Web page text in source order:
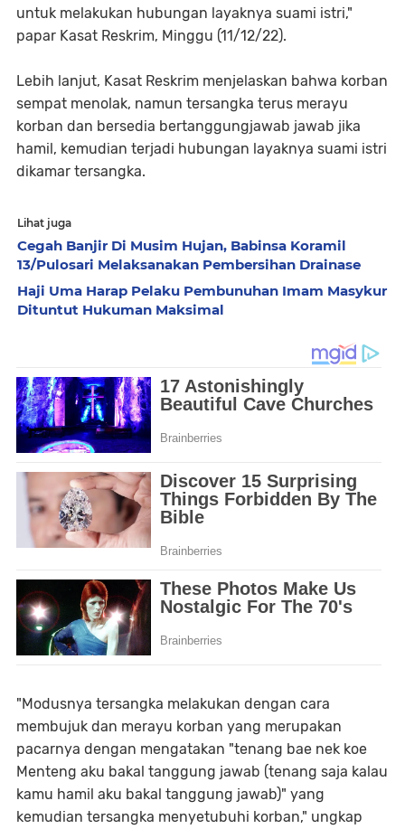
untuk melakukan hubungan layaknya suami istri,"
papar Kasat Reskrim, Minggu (11/12/22).
Lebih lanjut, Kasat Reskrim menjelaskan bahwa korban
sempat menolak, namun tersangka terus merayu
korban dan bersedia bertanggungjawab jawab jika
hamil, kemudian terjadi hubungan layaknya suami istri
dikamar tersangka.
Lihat juga
Cegah Banjir Di Musim Hujan, Babinsa Koramil
13/Pulosari Melaksanakan Pembersihan Drainase
Haji Uma Harap Pelaku Pembunuhan Imam Masykur
Dituntut Hukuman Maksimal
"Modusnya tersangka melakukan dengan cara
membujuk dan merayu korban yang merupakan
pacarnya dengan mengatakan "tenang bae nek koe
Menteng aku bakal tanggung jawab (tenang saja kalau
kamu hamil aku bakal tanggung jawab)" yang
kemudian tersangka menyetubuhi korban," ungkap